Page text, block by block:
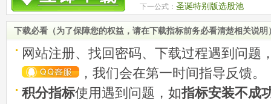
下一公式： 圣诞特别版选股池
下载必看（为了保障您的权益，请在下载指标前务必看清楚相关说明
网站注册、找回密码、下载过程遇到问题
，我们会在第一时间指导反馈。
积分指标使用遇到问题，如指标安装不成